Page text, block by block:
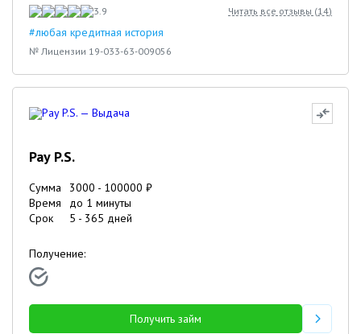
3.9 Читать все отзывы (14)
#любая кредитная история
№ Лицензии 19-033-63-009056
Pay P.S.
Сумма 3000 - 100000 ₽
Время
до 1 минуты
Срок
5 - 365 дней
Получение:
Получить займ